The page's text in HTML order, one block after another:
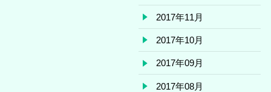
2017年11月
2017年10月
2017年09月
2017年08月